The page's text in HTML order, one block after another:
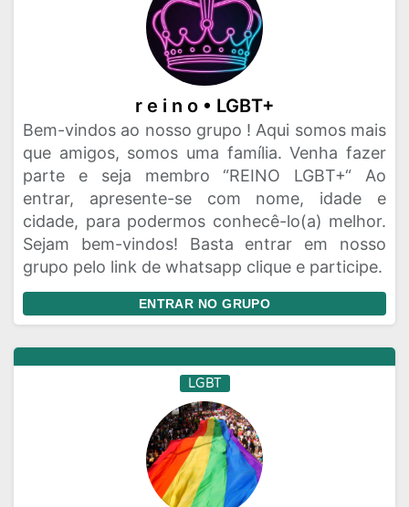
r e i n o • LGBT+
Bem-vindos ao nosso grupo ! Aqui somos mais
que amigos, somos uma família. Venha fazer
parte e seja membro “REINO LGBT+“ Ao
entrar, apresente-se com nome, idade e
cidade, para podermos conhecê-lo(a) melhor.
Sejam bem-vindos! Basta entrar em nosso
grupo pelo link de whatsapp clique e participe.
ENTRAR NO GRUPO
LGBT